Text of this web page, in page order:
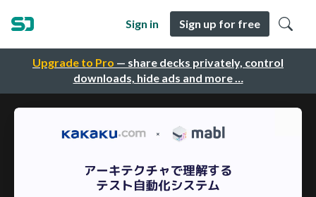
Upgrade to Pro — share decks privately, control
downloads, hide ads and more …
Sign in Sign up for free